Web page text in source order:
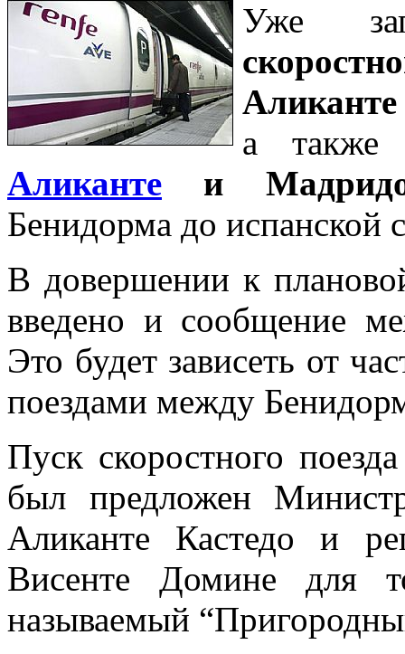
Уже
а
Аликанте и
Бенидорма до испанской
В довершении к
введено и сообщение
Это будет зависеть от
поездами между
Пуск скоростного
был предложен
Аликанте Кастедо и
Висенте Домине для
называемый